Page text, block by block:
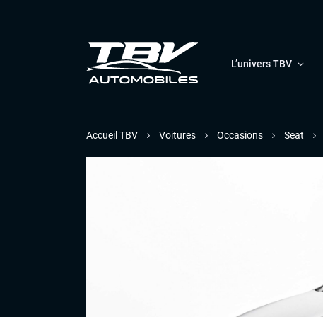
L’univers TBV
Accueil TBV Voitures Occasions Seat